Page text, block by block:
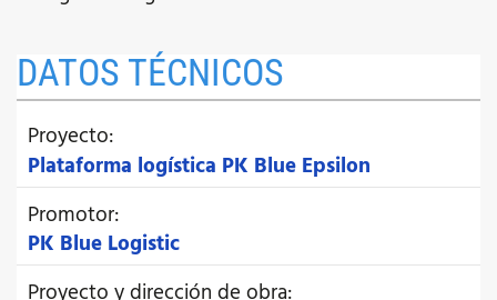
DATOS TÉCNICOS
Proyecto:
Plataforma logística PK Blue Epsilon
Promotor:
PK Blue Logistic
Proyecto y dirección de obra: